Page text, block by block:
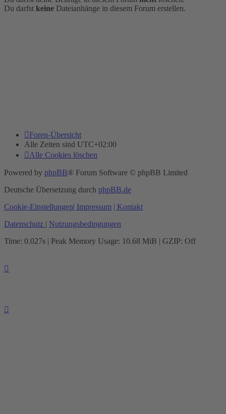
Du darfst keine Dateianhänge in diesem Forum erstellen.
Foren-Übersicht
Alle Zeiten sind UTC+02:00
Alle Cookies löschen
Powered by phpBB® Forum Software © phpBB Limited
Deutsche Übersetzung durch phpBB.de
Cookie-Einstellungen| Impressum | Kontakt
Datenschutz | Nutzungsbedingungen
Time: 0.027s | Peak Memory Usage: 10.68 MiB | GZIP: Off